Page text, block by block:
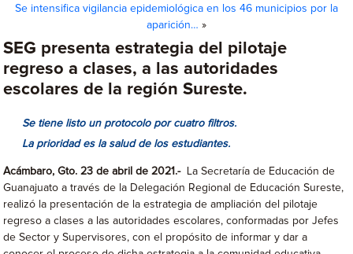
Se intensifica vigilancia epidemiológica en los 46 municipios por la
aparición… »
SEG presenta estrategia del pilotaje
regreso a clases, a las autoridades
escolares de la región Sureste.
Se tiene listo un protocolo por cuatro filtros.
La prioridad es la salud de los estudiantes.
Acámbaro, Gto. 23 de abril de 2021.-
La Secretaría de Educación de
Guanajuato a través de la Delegación Regional de Educación Sureste,
realizó la presentación de la estrategia de ampliación del pilotaje
regreso a clases a las autoridades escolares, conformadas por Jefes
de Sector y Supervisores, con el propósito de informar y dar a